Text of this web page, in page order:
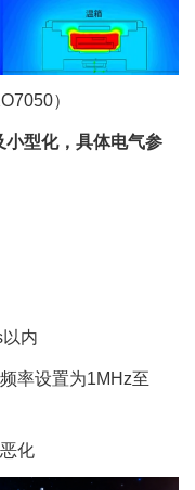
）
型化，具体电气参
内
率设置为1MHz至
化